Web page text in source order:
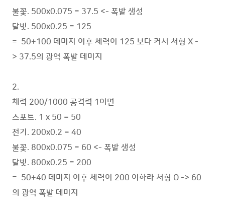
불꽃. 500x0.075 = 37.5 <- 폭발 생성
달빛. 500x0.25 = 125
= 50+100 데미지 이후 체력이 125 보다 커서 처형 X -
> 37.5의 광역 폭발 데미지
2.
체력 200/1000 공격력 1이면
스포트. 1 x 50 = 50
전기. 200x0.2 = 40
불꽃. 800x0.075 = 60 <- 폭발 생성
달빛. 800x0.25 = 200
= 50+40 데미지 이후 체력이 200 이하라 처형 O -> 60
의 광역 폭발 데미지